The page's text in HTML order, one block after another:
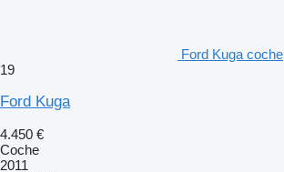
Ford Kuga coche
19
Ford Kuga
4.450 €
Coche
2011